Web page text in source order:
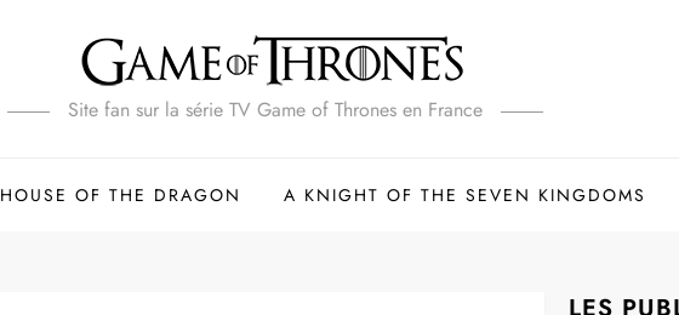
Site fan sur la série TV Game of Thrones en France
HOUSE OF THE DRAGON A KNIGHT OF THE SEVEN KINGDOMS